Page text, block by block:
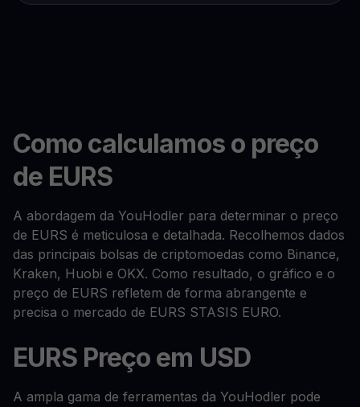
Como calculamos o preço
de EURS
A abordagem da YouHodler para determinar o preço
de EURS é meticulosa e detalhada. Recolhemos dados
das principais bolsas de criptomoedas como Binance,
Kraken, Huobi e OKX. Como resultado, o gráfico e o
preço de EURS refletem de forma abrangente e
precisa o mercado de EURS STASIS EURO.
EURS Preço em USD
A ampla gama de ferramentas da YouHodler pode